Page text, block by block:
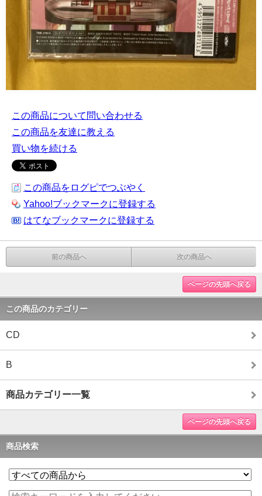
この商品について問い合わせる
この商品を友達に教える
買い物を続ける
この商品をログピでつぶやく
Yahoo!ブックマークに登録する
はてなブックマークに登録する
前の商品へ 次の商品へ
ページの先頭へ戻る
この商品のカテゴリー
CD
B
商品カテゴリー一覧
ページの先頭へ戻る
商品検索